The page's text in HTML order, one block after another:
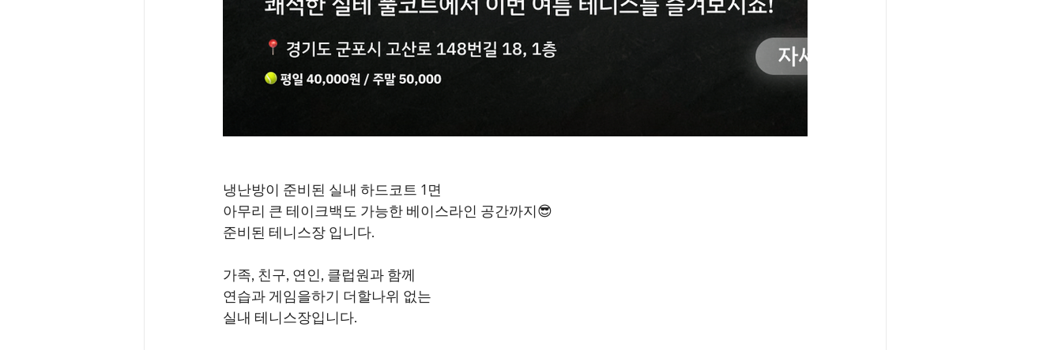
냉난방이 준비된 실내 하드코트 1면
아무리 큰 테이크백도 가능한 베이스라인 공간까지😎
준비된 테니스장 입니다.
가족, 친구, 연인, 클럽원과 함께
연습과 게임을하기 더할나위 없는
실내 테니스장입니다.